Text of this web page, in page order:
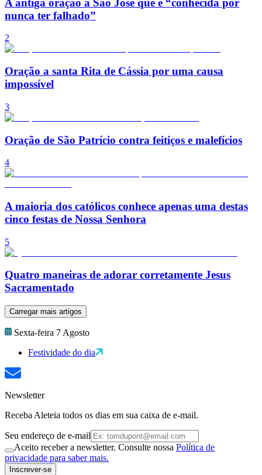
A antiga oração a São José que é “conhecida por
nunca ter falhado”
2
Oração a santa Rita de Cássia por uma causa
impossível
3
Oração de São Patrício contra feitiços e malefícios
4
A maioria dos católicos conhece apenas uma destas
cinco festas de Nossa Senhora
5
Quatro maneiras de adorar corretamente Jesus
Sacramentado
Carregar mais artigos
Sexta-feira 7 Agosto
Festividade do dia
Newsletter
Receba Aleteia todos os dias em sua caixa de e-mail.
Seu endereço de e-mail
Aceito receber a newsletter. Consulte nossa Política de
privacidade para saber mais.
Inscrever-se